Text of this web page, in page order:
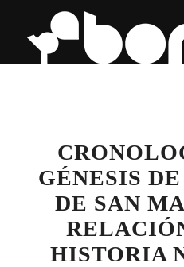
GÉNESIS
DE SAN
HISTORIA